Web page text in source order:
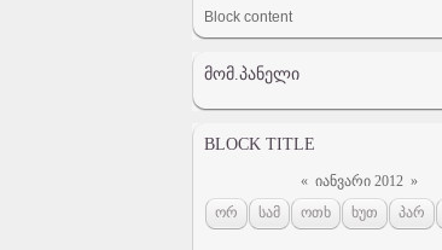
Block content
ᲛᲝᲛ.ᲞᲐᲜᲔᲚᲘ
BLOCK TITLE
« იანვარი 2012 »
ორ
სამ ოთხ ხუთ პარ